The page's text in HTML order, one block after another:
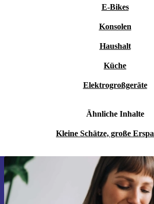
E-Bikes
Konsolen
Haushalt
Küche
Elektrogroßgeräte
Ähnliche Inhalte
Kleine Schätze, große
Erstmals zum Newsletter
15 € sparen!
Verpasse kein Angebot mehr.